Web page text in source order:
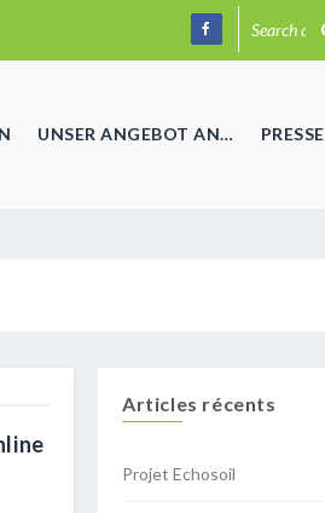
UNSER ANGEBOT AN… PRESSE
Articles récents
Projet Echosoil